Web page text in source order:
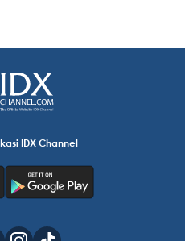
IDX Channel